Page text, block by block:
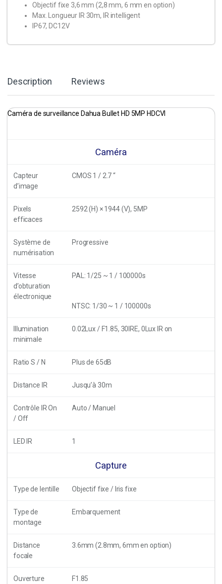
Objectif fixe 3,6 mm (2,8 mm, 6 mm en option)
Max. Longueur IR 30m, IR intelligent
IP67, DC12V
Description Reviews
Caméra de surveillance Dahua Bullet HD 5MP HDCVI
Caméra
Capteur
d’image
CMOS 1 / 2.7 “
Pixels
efficaces
2592 (H) × 1944 (V), 5MP
Système de
numérisation
Progressive
Vitesse
d’obturation
électronique
PAL: 1/25 ~ 1 / 100000s
NTSC: 1/30 ~ 1 / 100000s
Illumination
minimale
0.02Lux / F1.85, 30IRE, 0Lux IR on
Ratio S / N Plus de 65dB
Distance IR Jusqu’à 30m
Contrôle IR On
/ Off
Auto / Manuel
LED IR 1
Capture
Type de lentille Objectif fixe / Iris fixe
Type de
montage
Embarquement
Distance
focale
3.6mm (2.8mm, 6mm en option)
Ouverture
F1.85